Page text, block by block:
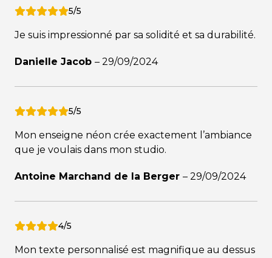
5/5
Je suis impressionné par sa solidité et sa durabilité.
Danielle Jacob – 29/09/2024
5/5
Mon enseigne néon crée exactement l’ambiance
que je voulais dans mon studio.
Antoine Marchand de la Berger – 29/09/2024
4/5
Mon texte personnalisé est magnifique au dessus